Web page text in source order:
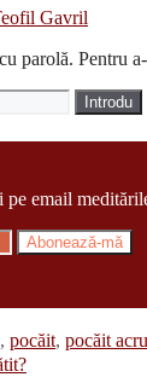
Gavril
parolă. Pentru
pe email
, pocăit, pocăit acru